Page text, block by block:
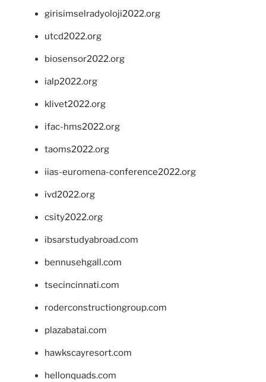
girisimselradyoloji2022.org
utcd2022.org
biosensor2022.org
ialp2022.org
klivet2022.org
ifac-hms2022.org
taoms2022.org
iias-euromena-conference2022.org
ivd2022.org
csity2022.org
ibsarstudyabroad.com
bennusehgall.com
tsecincinnati.com
roderconstructiongroup.com
plazabatai.com
hawkscayresort.com
hellonquads.com